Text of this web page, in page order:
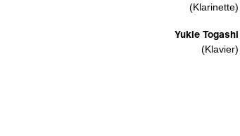
(Klarinette)
Yukie Togashi
(Klavier)